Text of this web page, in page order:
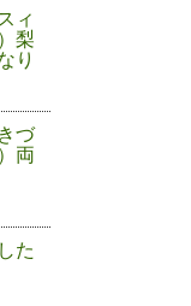
ィ
梨
り
づ
両
た